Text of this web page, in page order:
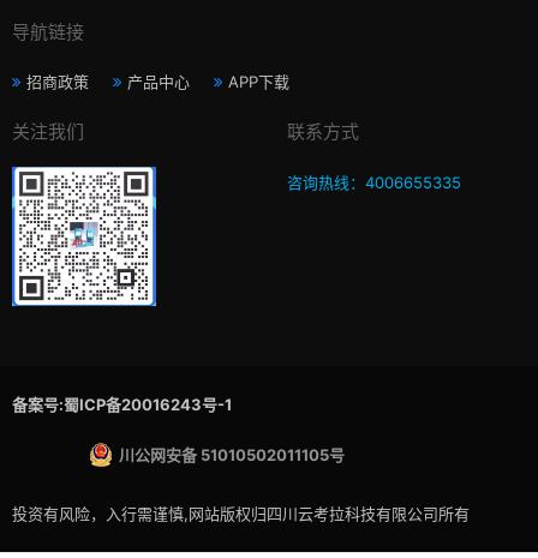
导航链接
招商政策 产品中心 APP下载
关注我们 联系方式
咨询热线：4006655335
备案号:蜀ICP备20016243号-1
川公网安备 51010502011105号
投资有风险，入行需谨慎,网站版权归四川云考拉科技有限公司所有